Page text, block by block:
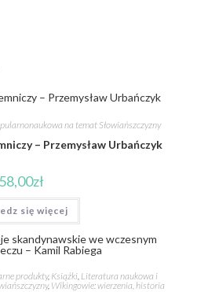
na temat Słowiańszczyzny
– Przemysław Urbańczyk
58,00zł
się więcej
produkty, Książki, Literatura naukowa i
, Wikingowie: wierzenia, historia